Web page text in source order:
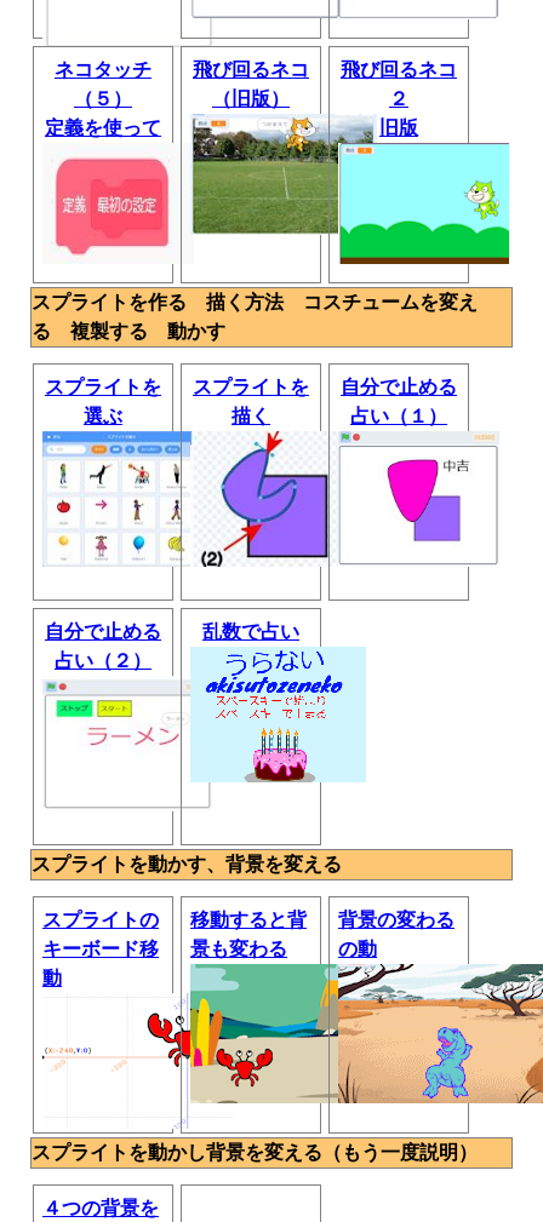
ネコタッチ
（５）
定義を使って
飛び回るネコ
（旧版）
飛び回るネコ
２
旧版
スプライトを作る 描く方法 コスチュームを変え
る 複製する 動かす
スプライトを
選ぶ
スプライトを
描く
自分で止める
占い（１）
自分で止める
占い（２）
乱数で占い
スプライトを動かす、背景を変える
スプライトの
キーボード移
動
移動すると背
景も変わる
背景の変わる
の動
スプライトを動かし背景を変える（もう一度説明）
４つの背景を